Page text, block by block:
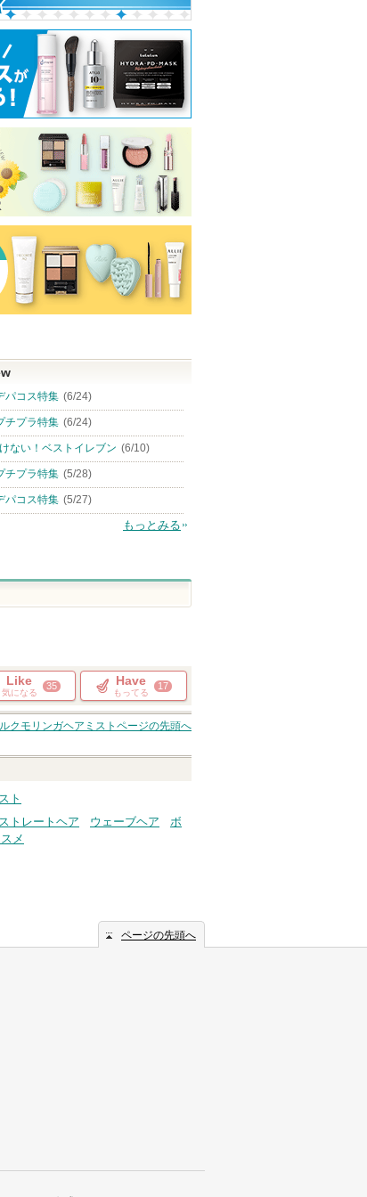
パコス特集 (6/24)
チプラ特集 (6/24)
ない！ベストイレブン (6/10)
チプラ特集 (5/28)
パコス特集 (5/27)
もっとみる
Like
気になる
35 Have
もってる
17
クモリンガヘアミスト ページの先頭へ
ト
ストレートヘア ウェーブヘア
ボ
メ
ページの先頭へ